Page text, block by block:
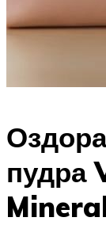
пудра